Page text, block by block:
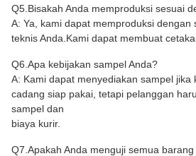
Q5.Bisakah Anda memproduksi sesuai
A: Ya, kami dapat memproduksi dengan
teknis Anda.Kami dapat membuat
Q6.Apa kebijakan sampel Anda?
A: Kami dapat menyediakan sampel jika
cadang siap pakai, tetapi pelanggan
sampel dan
biaya kurir.
Q7.Apakah Anda menguji semua